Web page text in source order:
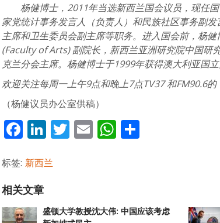
杨健博士，2011年当选新西兰国会议员，现任
家党统计事务发言人（负责人）和民族社区事务副
主席和卫生委员会副主席等职务。进入国会前，杨
(Faculty of Arts)副院长，新西兰亚洲研究院中国研
克兰分会主席。杨健博士于1999年获得澳大利亚国
欢迎关注每周一上午9点和晚上7点TV37和FM90.6的
（杨健议员办公室供稿）
Facebook
LinkedIn
Twitter
EmailWhatsApp
标签: 新西兰
盛顿大学教授沈大伟: 中国应该考虑